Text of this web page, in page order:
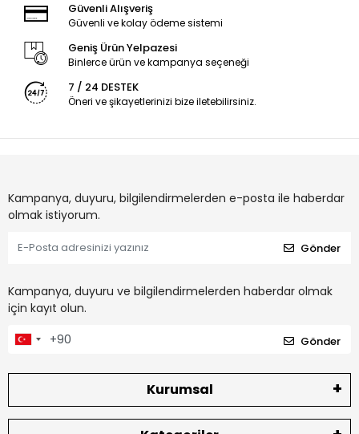
Güvenli Alışveriş
Güvenli ve kolay ödeme sistemi
Geniş Ürün Yelpazesi
Binlerce ürün ve kampanya seçeneği
7 / 24 DESTEK
Öneri ve şikayetlerinizi bize iletebilirsiniz.
Kampanya, duyuru, bilgilendirmelerden e-posta ile haberdar
olmak istiyorum.
Gönder
Kampanya, duyuru ve bilgilendirmelerden haberdar olmak
için kayıt olun.
Gönder
Kurumsal